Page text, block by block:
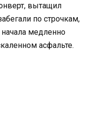
вытащил
по строчкам,
медленно
асфальте.